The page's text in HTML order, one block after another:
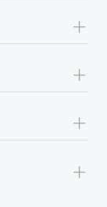
+
+
+
+